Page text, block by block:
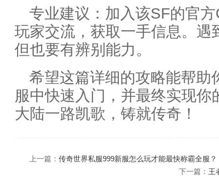
专业建议：加入该SF的官
玩家交流，获取一手信息。遇
但也要有辨别能力。
希望这篇详细的攻略能帮助
服中快速入门，并最终实现
大陆一路凯歌，铸就传奇！
上一篇： 传奇世界私服999新服怎么玩才能最快称霸全服？
下一篇： 王